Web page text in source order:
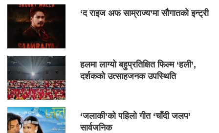
‘द राइज अफ साम्राज्य’मा सौगातको इन्ट्री
हलमा लाग्यो बहुप्रतिक्षित फिल्म ‘हली’,
दर्शकको उत्साहजनक उपस्थिति
‘जलाकी’को पहिलो गीत ‘चाँदी जलप’
सार्वजनिक